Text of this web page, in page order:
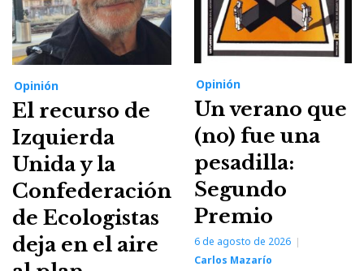
Opinión
El recurso de
Izquierda
Unida y la
Confederación
de Ecologistas
deja en el aire
Opinión
Un verano que
(no) fue una
pesadilla:
Segundo
Premio
6 de agosto de 2026
Carlos Mazarío